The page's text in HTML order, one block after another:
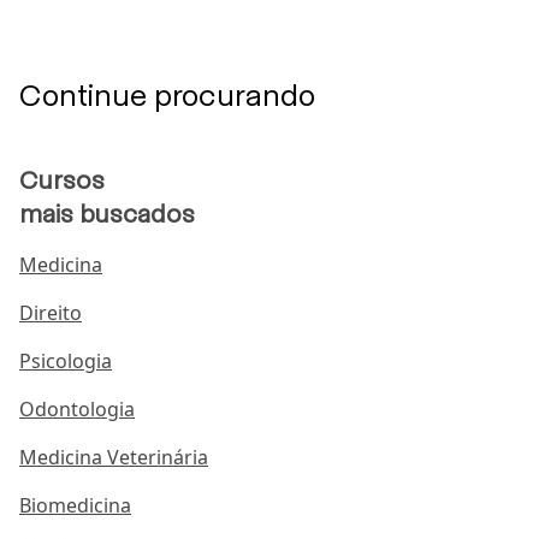
Continue procurando
Cursos
mais buscados
Medicina
Direito
Psicologia
Odontologia
Medicina Veterinária
Biomedicina